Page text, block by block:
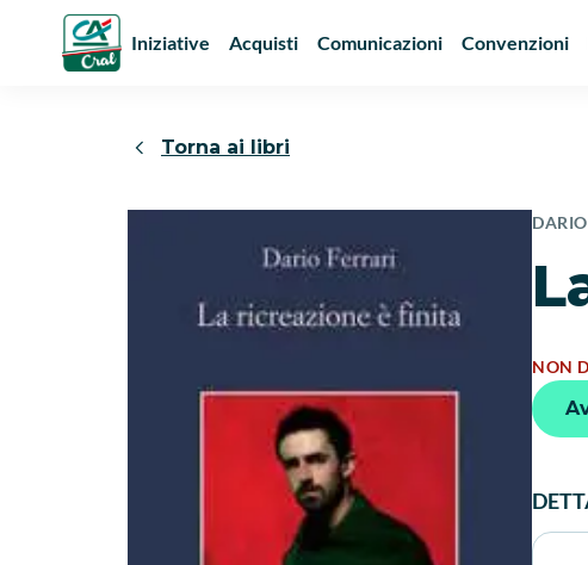
Iniziative Acquisti Comunicazioni Convenzioni
Torna ai libri
NON